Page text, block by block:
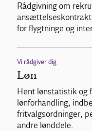
Rådgivning om
for flygtninge og
Vi rådgiver dig
Løn
Hent lønstatistik og
lønforhandling,
fritvalgsordninger,
andre lønddele.